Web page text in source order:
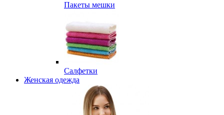
Пакеты мешки
Салфетки
Женская одежда